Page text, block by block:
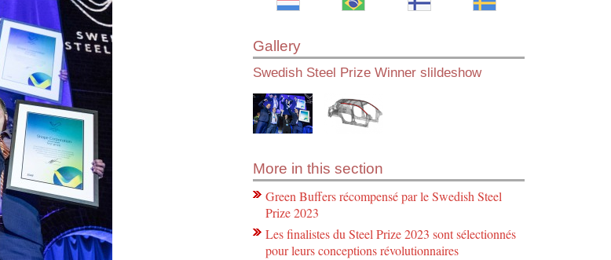
Gallery
Swedish Steel Prize Winner slildeshow
More in this section
Green Buffers récompensé par le Swedish Steel
Prize 2023
Les finalistes du Steel Prize 2023 sont sélectionnés
pour leurs conceptions révolutionnaires